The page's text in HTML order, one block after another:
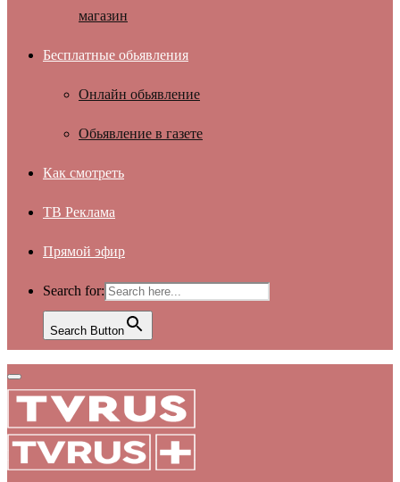
магазин
Бесплатные обьявления
Онлайн обьявление
Обьявление в газете
Как смотреть
ТВ Реклама
Прямой эфир
Search for:
Search Button
Primary
Menu